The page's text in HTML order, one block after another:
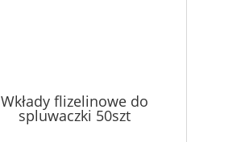
Wkłady flizelinowe do
spluwaczki 50szt